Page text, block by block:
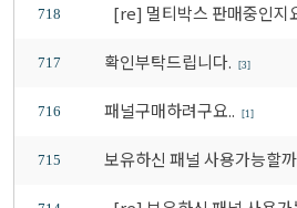
718 [re] 멀티박스 판매중인지
717 확인부탁드립니다. [3]
716 패널구매하려구요.. [1]
715 보유하신 패널 사용가능할